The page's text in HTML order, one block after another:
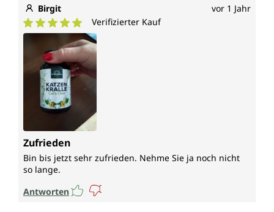
Birgit vor 1 Jahr
Durchschnittliche Bewertung von 5 von 5 Sternen
Verifizierter Kauf
Zufrieden
Bin bis jetzt sehr zufrieden. Nehme Sie ja noch nicht
so lange.
Antworten